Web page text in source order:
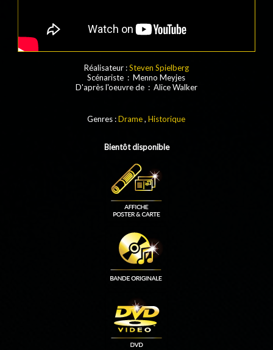
Réalisateur :Steven Spielberg
Scénariste : Menno Meyjes
D'après l'oeuvre de : Alice Walker
Genres :Drame,Historique
Bientôt disponible